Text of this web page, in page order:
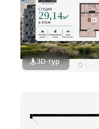
3D-тур